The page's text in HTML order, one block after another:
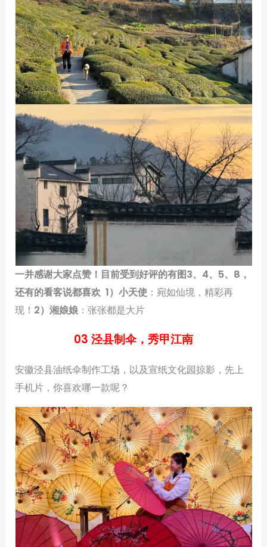
一并感谢大家点赞！目前受到好评的有图3、4、5、8，
还有的看客说都喜欢 1）小天使 ：宛如仙境，精彩再
现！ 2）湘娘娘：张张都是大片
03 泾县制伞，秀甲江南
安徽泾县油纸伞制作工场，以及宣纸文化园掠影，先上
手机片，你喜欢哪一款呢？